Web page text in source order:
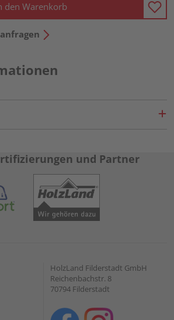
den Warenkorb
und Partner
HolzLand Filderstadt GmbH
Reichenbachstr. 8
70794 Filderstadt